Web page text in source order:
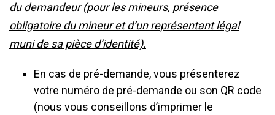
du demandeur (pour les mineurs, présence
obligatoire du mineur et d’un représentant légal
muni de sa pièce d’identité).
En cas de pré-demande, vous présenterez
votre numéro de pré-demande ou son QR code
(nous vous conseillons d’imprimer le